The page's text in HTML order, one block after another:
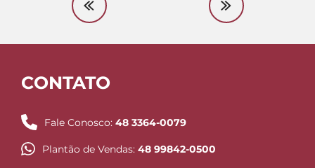
CONTATO
Fale Conosco: 48 3364-0079
Plantão de Vendas: 48 99842-0500